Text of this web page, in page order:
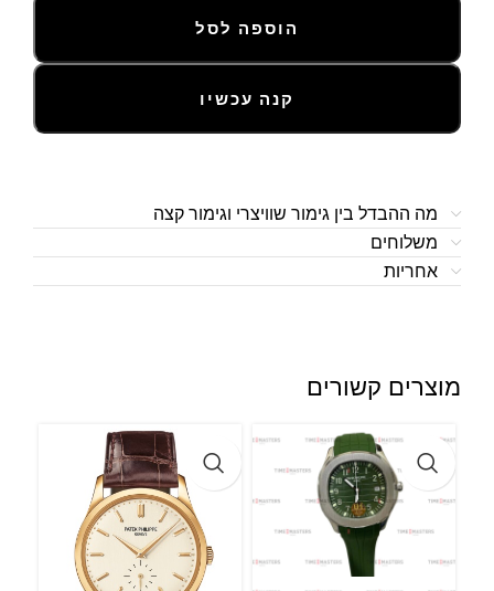
הוספה לסל
קנה עכשיו
מה ההבדל בין גימור שוויצרי וגימור קצה
משלוחים
אחריות
מוצרים קשורים